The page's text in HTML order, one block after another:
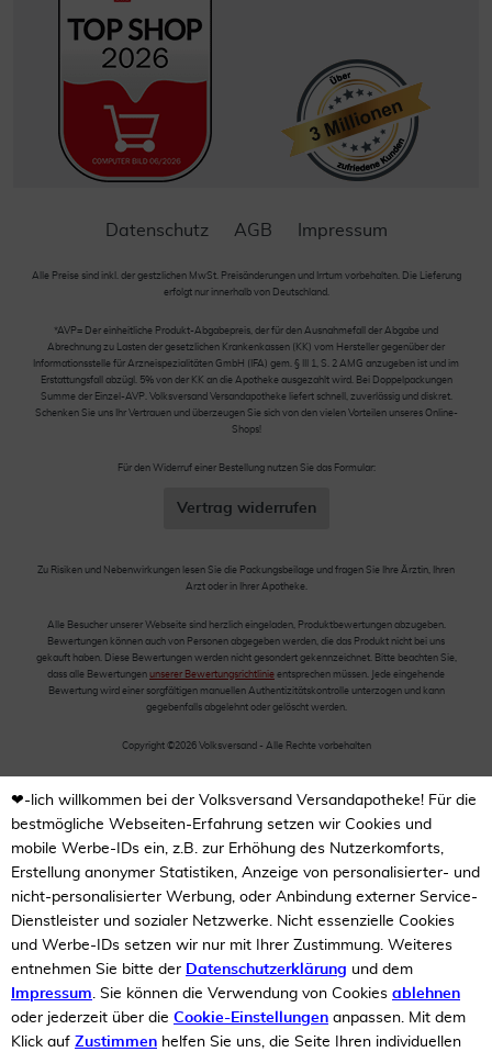
Datenschutz AGB Impressum
Alle Preise sind inkl. der gestzlichen MwSt. Preisänderungen und Irrtum vorbehalten. Die Lieferung
erfolgt nur innerhalb von Deutschland.
*AVP= Der einheitliche Produkt-Abgabepreis, der für den Ausnahmefall der Abgabe und
Abrechnung zu Lasten der gesetzlichen Krankenkassen (KK) vom Hersteller gegenüber der
Informationsstelle für Arzneispezialitäten GmbH (IFA) gem. § III 1, S. 2 AMG anzugeben ist und im
Erstattungsfall abzügl. 5% von der KK an die Apotheke ausgezahlt wird. Bei Doppelpackungen
Summe der Einzel-AVP. Volksversand Versandapotheke liefert schnell, zuverlässig und diskret.
Schenken Sie uns Ihr Vertrauen und überzeugen Sie sich von den vielen Vorteilen unseres Online-
Shops!
Für den Widerruf einer Bestellung nutzen Sie das Formular:
Vertrag widerrufen
Zu Risiken und Nebenwirkungen lesen Sie die Packungsbeilage und fragen Sie Ihre Ärztin, Ihren
Arzt oder in Ihrer Apotheke.
Alle Besucher unserer Webseite sind herzlich eingeladen, Produktbewertungen abzugeben.
Bewertungen können auch von Personen abgegeben werden, die das Produkt nicht bei uns
gekauft haben. Diese Bewertungen werden nicht gesondert gekennzeichnet. Bitte beachten Sie,
dass alle Bewertungen unserer Bewertungsrichtlinie entsprechen müssen. Jede eingehende
Bewertung wird einer sorgfältigen manuellen Authentizitätskontrolle unterzogen und kann
gegebenfalls abgelehnt oder gelöscht werden.
Copyright ©2026 Volksversand - Alle Rechte vorbehalten
❤-lich willkommen bei der Volksversand Versandapotheke! Für die
bestmögliche Webseiten-Erfahrung setzen wir Cookies und
mobile Werbe-IDs ein, z.B. zur Erhöhung des Nutzerkomforts,
Erstellung anonymer Statistiken, Anzeige von personalisierter- und
nicht-personalisierter Werbung, oder Anbindung externer Service-
Dienstleister und sozialer Netzwerke. Nicht essenzielle Cookies
und Werbe-IDs setzen wir nur mit Ihrer Zustimmung. Weiteres
entnehmen Sie bitte der Datenschutzerklärung und dem
Impressum. Sie können die Verwendung von Cookies ablehnen
oder jederzeit über die Cookie-Einstellungen anpassen. Mit dem
Klick auf Zustimmen helfen Sie uns, die Seite Ihren individuellen